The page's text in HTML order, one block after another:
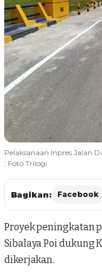
Pelaksanaan Inpres Jalan
: Foto Trilogi
Bagikan: Facebook
Proyek peningkatan
Sibalaya Poi dukung
dikerjakan.